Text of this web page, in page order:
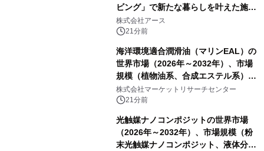
ビング」で新たな暮らしを叶えた施工
事例を株式会社アースが公開
株式会社アース
21分前
海洋環境適合潤滑油（マリンEAL）の
世界市場（2026年～2032年）、市場
規模（植物油系、合成エステル系）・
分析レポートを発表
株式会社マーケットリサーチセンター
21分前
光触媒ナノコンポジットの世界市場
（2026年～2032年）、市場規模（粉
末光触媒ナノコンポジット、液体分散